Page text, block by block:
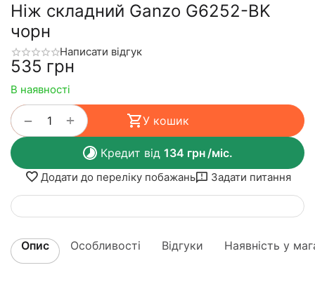
Ніж складний Ganzo G6252-BK
чорн
Написати відгук
‍535‍ грн
В наявності
+
− У кошик
Кредит від 134 грн/міс.
Додати до переліку побажань Задати питання
Опис Особливості Відгуки Наявність у